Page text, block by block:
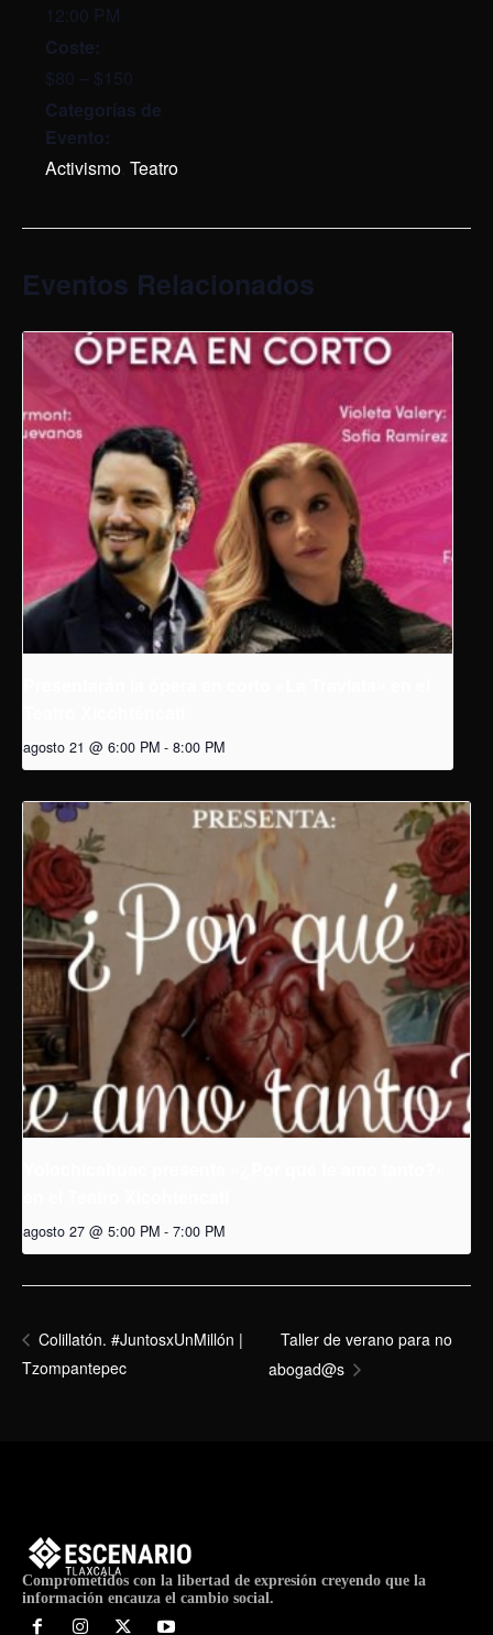
12:00 PM
Coste:
$80 – $150
Categorías de
Evento:
Activismo, Teatro
Eventos Relacionados
agosto 21 @ 6:00 PM - 8:00 PM
agosto 27 @ 5:00 PM - 7:00 PM
Colillatón. #JuntosxUnMillón |
Tzompantepec
Taller de verano para no
abogad@s
Comprometidos con la libertad de expresión creyendo que la
información encauza el cambio social.